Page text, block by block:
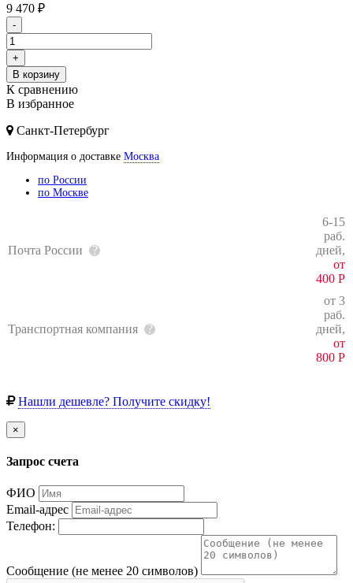
9 470 ₽
-
+
В корзину
К сравнению
В избранное
Санкт-Петербург
Информация о доставке Москва
по России
по Москве
Почта России
6-15
раб.
дней,
от
400 Р
Транспортная компания
от 3
раб.
дней,
от
800 Р
Нашли дешевле? Получите скидку!
×
Запрос счета
ФИО
Email-адрес
Телефон:
Сообщение (не менее 20 символов)